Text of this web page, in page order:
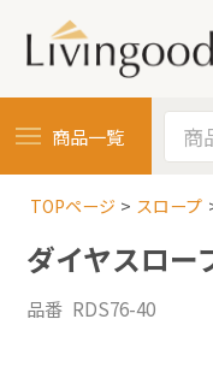
商品一覧
TOPページ スロープ
ダイヤスロー
品番 RDS76-40